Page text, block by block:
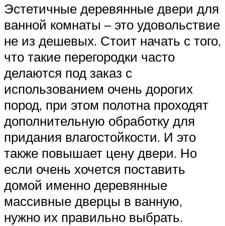
Эстетичные деревянные двери для
ванной комнаты – это удовольствие
не из дешевых. Стоит начать с того,
что такие перегородки часто
делаются под заказ с
использованием очень дорогих
пород, при этом полотна проходят
дополнительную обработку для
придания влагостойкости. И это
также повышает цену двери. Но
если очень хочется поставить
домой именно деревянные
массивные дверцы в ванную,
нужно их правильно выбрать.